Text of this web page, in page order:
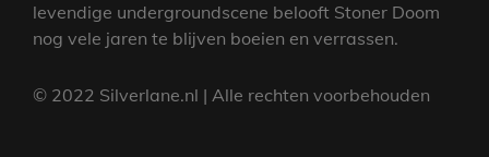
levendige undergroundscene belooft Stoner Doom
nog vele jaren te blijven boeien en verrassen.
© 2022 Silverlane.nl | Alle rechten voorbehouden